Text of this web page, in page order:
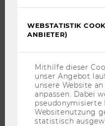
FORSCHUNGSPORTAL
IMPACT DER FORSCHUNG
ORGANISATION DER
WEBSTATISTIK
ANBIETER)
Mithilfe dieser
unser Angebot
unsere Website
anpassen. Dabei
pseudonymisierte
Websitenutzung
statistisch